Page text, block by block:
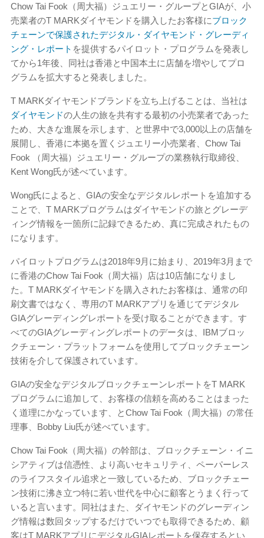
Chow Tai Fook（周大福）ジュエリー・グループとGIAが、小
売業者のT MARKダイヤモンドを購入したお客様にブロック
チェーンで保護されたデジタル・ダイヤモンド・グレーディ
ング・レポート を提供するパイロット・プログラムを発表し
てから1年後、同社は香港と中国本土に店舗を増やしてプロ
グラムを拡大すると発表しました。
T MARKダイヤモンドブランドを立ち上げることは、当社は
ダイヤモンドの人生の旅を共有する最初の小売業者であった
ため、大きな進展を示します、と世界中で3,000以上の店舗を
展開し、香港に本拠を置くジュエリー小売業者、Chow Tai
Fook （周大福）ジュエリー・グループの業務執行取締役、
Kent Wong氏が述べています。
Wong氏によると、GIAの安全なデジタルレポートを追加する
ことで、T MARKプログラムはダイヤモンドの旅とグレーデ
ィング情報を一箇所に記録できるため、真に完成されたもの
になります。
パイロットプログラムは2018年9月に始まり、2019年3月まで
に香港のChow Tai Fook（周大福）店は10店舗になりまし
た。T MARKダイヤモンドを購入されたお客様は、通常の印
刷文書ではなく、専用のT MARKアプリを通じてデジタル
GIAグレーディングレポートを受け取ることができます。す
べてのGIAグレーディングレポートのデータは、IBMブロッ
クチェーン・プラットフォームを使用してブロックチェーン
技術を介して保護されています。
GIAの安全なデジタルブロックチェーンレポートをT MARK
プログラムに追加して、お客様の信頼を高めることはまった
く道理にかなっています、とChow Tai Fook（周大福）の常任
理事、Bobby Liu氏が述べています。
Chow Tai Fook（周大福）の幹部は、ブロックチェーン・イニ
シアティブは信憑性、より高いセキュリティ、ペーパーレス
のライフスタイル追求と一致しているため、ブロックチェー
ン技術に沸き立つ特に若い世代を中心に顧客とうまく行って
いると言います。同社はまた、ダイヤモンドのグレーディン
グ情報は数回タップするだけでいつでも取得できるため、顧
客はT MARKアプリにデジタルGIAレポートを保存するとい